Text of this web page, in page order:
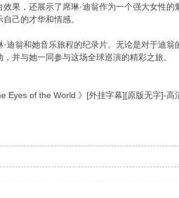
果，还展示了席琳·迪翁作为一个强大女性
己的才华和情感。
迪翁和她音乐旅程的纪录片。无论是对于迪
并与她一同参与这场全球巡演的精彩之旅。
Eyes of the World 》[外挂字幕][原版无字]-高